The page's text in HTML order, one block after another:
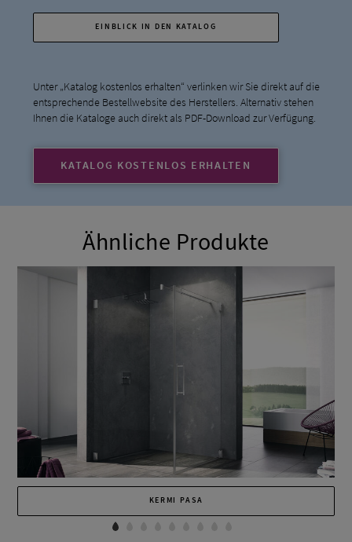
EINBLICK IN DEN KATALOG
Unter „Katalog kostenlos erhalten“ verlinken wir Sie direkt auf die
entsprechende Bestellwebsite des Herstellers. Alternativ stehen
Ihnen die Kataloge auch direkt als PDF-Download zur Verfügung.
KATALOG KOSTENLOS ERHALTEN
Ähnliche Produkte
KERMI PASA